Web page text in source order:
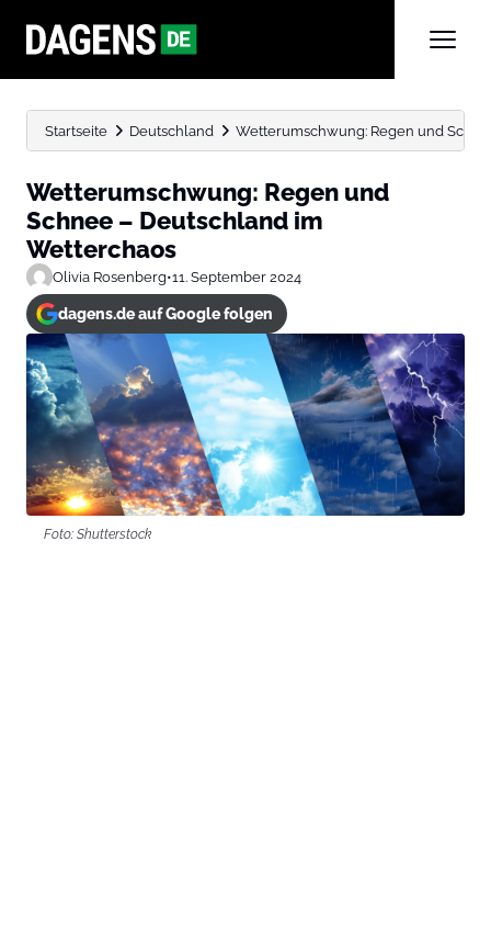
Startseite Deutschland Wetterumschwung: Regen und
Wetterumschwung: Regen und
Schnee – Deutschland im
Wetterchaos
Olivia Rosenberg•11. September 2024
dagens.de auf Google folgen
Foto: Shutterstock